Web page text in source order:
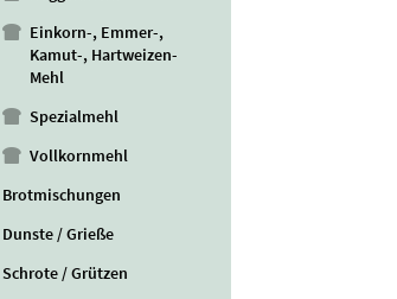
Einkorn-, Emmer-,
Kamut-, Hartweizen-
Mehl
Spezialmehl
Vollkornmehl
Brotmischungen
Dunste / Grieße
Schrote / Grützen